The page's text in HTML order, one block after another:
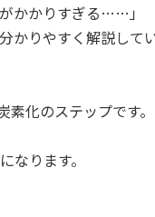
かかりすぎる……」
かりやすく解説して
化のステップです。
なります。